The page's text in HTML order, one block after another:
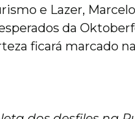
e Lazer,
da
ficará marcado